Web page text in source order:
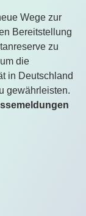
Wege zur
Bereitstellung
zu
die
in Deutschland
gewährleisten.